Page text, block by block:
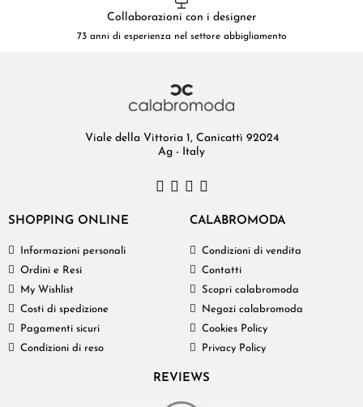
Collaborazioni con i designer
73 anni di esperienza nel settore abbigliamento
Viale della Vittoria 1, Canicattì 92024
Ag - Italy
SHOPPING ONLINE
Informazioni personali
Ordini e Resi
My Wishlist
Costi di spedizione
Pagamenti sicuri
Condizioni di reso
CALABROMODA
Condizioni di vendita
Contatti
Scopri calabromoda
Negozi calabromoda
Cookies Policy
Privacy Policy
REVIEWS